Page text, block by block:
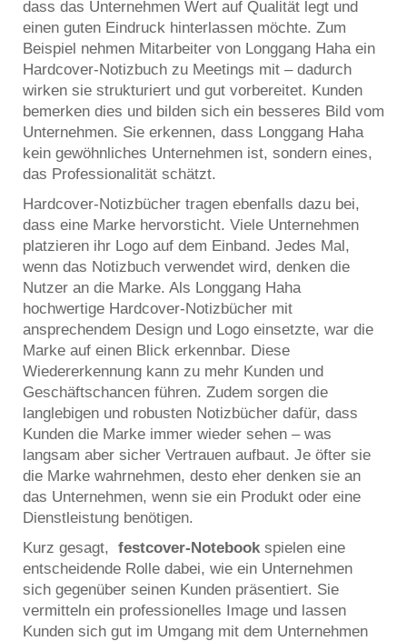
dass das Unternehmen Wert auf Qualität legt und
einen guten Eindruck hinterlassen möchte. Zum
Beispiel nehmen Mitarbeiter von Longgang Haha ein
Hardcover-Notizbuch zu Meetings mit – dadurch
wirken sie strukturiert und gut vorbereitet. Kunden
bemerken dies und bilden sich ein besseres Bild vom
Unternehmen. Sie erkennen, dass Longgang Haha
kein gewöhnliches Unternehmen ist, sondern eines,
das Professionalität schätzt.
Hardcover-Notizbücher tragen ebenfalls dazu bei,
dass eine Marke hervorsticht. Viele Unternehmen
platzieren ihr Logo auf dem Einband. Jedes Mal,
wenn das Notizbuch verwendet wird, denken die
Nutzer an die Marke. Als Longgang Haha
hochwertige Hardcover-Notizbücher mit
ansprechendem Design und Logo einsetzte, war die
Marke auf einen Blick erkennbar. Diese
Wiedererkennung kann zu mehr Kunden und
Geschäftschancen führen. Zudem sorgen die
langlebigen und robusten Notizbücher dafür, dass
Kunden die Marke immer wieder sehen – was
langsam aber sicher Vertrauen aufbaut. Je öfter sie
die Marke wahrnehmen, desto eher denken sie an
das Unternehmen, wenn sie ein Produkt oder eine
Dienstleistung benötigen.
Kurz gesagt, festcover-Notebook spielen eine
entscheidende Rolle dabei, wie ein Unternehmen
sich gegenüber seinen Kunden präsentiert. Sie
vermitteln ein professionelles Image und lassen
Kunden sich gut im Umgang mit dem Unternehmen